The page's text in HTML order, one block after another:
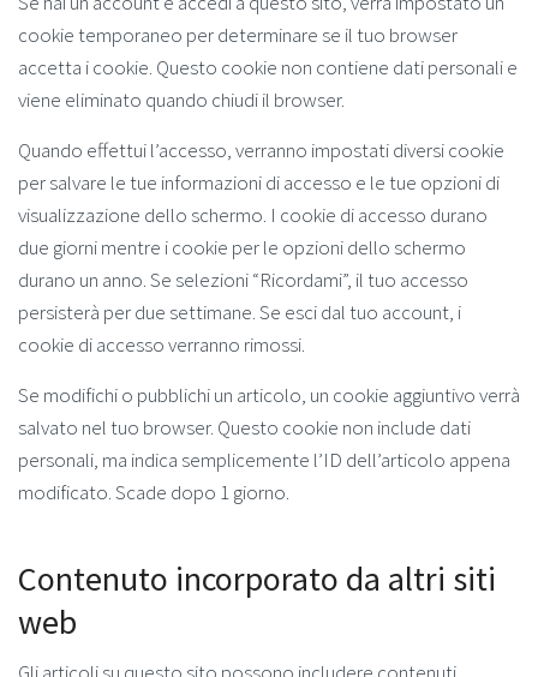
cookie temporaneo per determinare se il tuo browser
accetta i cookie. Questo cookie non contiene dati personali e
viene eliminato quando chiudi il browser.
Quando effettui l’accesso, verranno impostati diversi cookie
per salvare le tue informazioni di accesso e le tue opzioni di
visualizzazione dello schermo. I cookie di accesso durano
due giorni mentre i cookie per le opzioni dello schermo
durano un anno. Se selezioni “Ricordami”, il tuo accesso
persisterà per due settimane. Se esci dal tuo account, i
cookie di accesso verranno rimossi.
Se modifichi o pubblichi un articolo, un cookie aggiuntivo verrà
salvato nel tuo browser. Questo cookie non include dati
personali, ma indica semplicemente l’ID dell’articolo appena
modificato. Scade dopo 1 giorno.
Contenuto incorporato da altri siti
web